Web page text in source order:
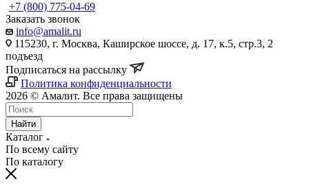
+7 (800) 775-04-69
Заказать звонок
info@amalit.ru
115230, г. Москва, Каширское шоссе, д. 17, к.5, стр.3, 2
подъезд
Подписаться на рассылку
Политика конфиденциальности
2026 © Амалит. Все права защищены
Найти
Каталог
По всему сайту
По каталогу